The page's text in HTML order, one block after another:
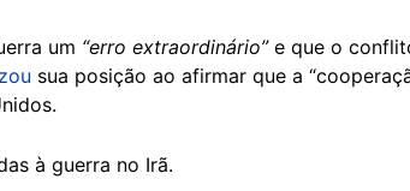
um “erro extraordinário” e que o
sua posição ao afirmar que a
à guerra no Irã.